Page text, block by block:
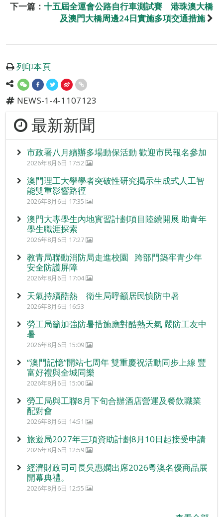
下一篇： 十五屆全運會公路自行車測試賽 港珠澳大橋
及澳門大橋周邊24日實施多項交通措施
列印本頁
NEWS-1-4-1107123
最新新聞
市政署八月續辦多場動保活動 歡迎市民報名參加
2026年8月6日 17:52
澳門理工大學學者突破性研究揭示生成式人工智
能雙重影響路徑
2026年8月6日 17:35
澳門大專學生內地實習計劃項目陸續開展 助青年
學生職涯探索
2026年8月6日 17:27
教青局聯動消防局走進校園 跨部門築牢青少年
安全防護屏障
2026年8月6日 17:04
天氣持續酷熱 衛生局呼籲居民慎防中暑
2026年8月6日 16:53
勞工局籲加強防暑措施應對酷熱天氣 嚴防工友中
暑
2026年8月6日 15:09
“澳門記憶”開站七周年 雙重慶祝活動同步上線 豐
富好禮與全城同樂
2026年8月6日 15:00
勞工局與工聯8月下旬合辦酒店營運及餐飲職業
配對會
2026年8月6日 14:51
旅遊局2027年三項資助計劃8月10日起接受申請
2026年8月6日 12:59
經濟財政司司長吳惠嫻出席2026粵澳名優商品展
開幕典禮。
2026年8月6日 12:55